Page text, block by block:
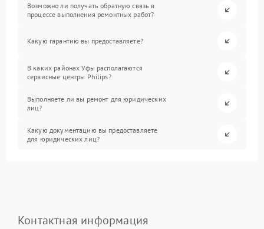
Возможно ли получать обратную связь в
процессе выполнения ремонтных работ?
Какую гарантию вы предоставляете?
В каких районах Уфы располагаются
сервисные центры Philips?
Выполняете ли вы ремонт для юридических
лиц?
Какую документацию вы предоставляете
для юридических лиц?
Контактная информация